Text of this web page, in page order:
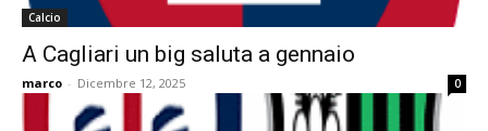
Calcio
A Cagliari un big saluta a gennaio
marco - Dicembre 12, 2025 0